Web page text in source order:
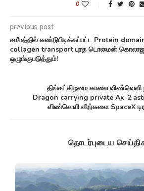
0
previous post
சமீபத்தில் கண்டுபிடிக்கப்பட்ட Protein
collagen transport புரத டொமைன்
ஒழுங்குபடுத்தும்!
திங்கட்கிழமை காலை விண்வெளி
Dragon carrying private Ax-2
விண்வெளி வீரர்களை SpaceX
தொடர்புடைய